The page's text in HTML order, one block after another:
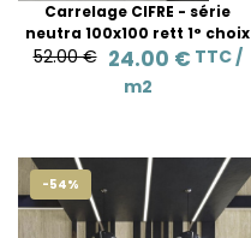
Carrelage CIFRE - série
neutra 100x100 rett 1° choix
52.00 € 24.00 € TTC /
m2
-54%